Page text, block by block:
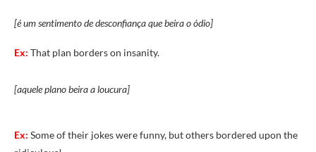
[é um sentimento de desconfiança que beira o ódio]
Ex: That plan borders on insanity.
[aquele plano beira a loucura]
Ex: Some of their jokes were funny, but others bordered upon the